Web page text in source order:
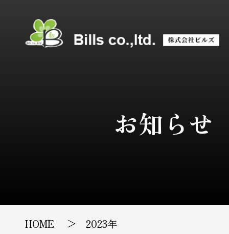
お知らせ
HOME 2023年